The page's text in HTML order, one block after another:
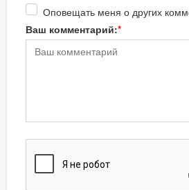
Оповещать меня о других
Ваш комментарий: